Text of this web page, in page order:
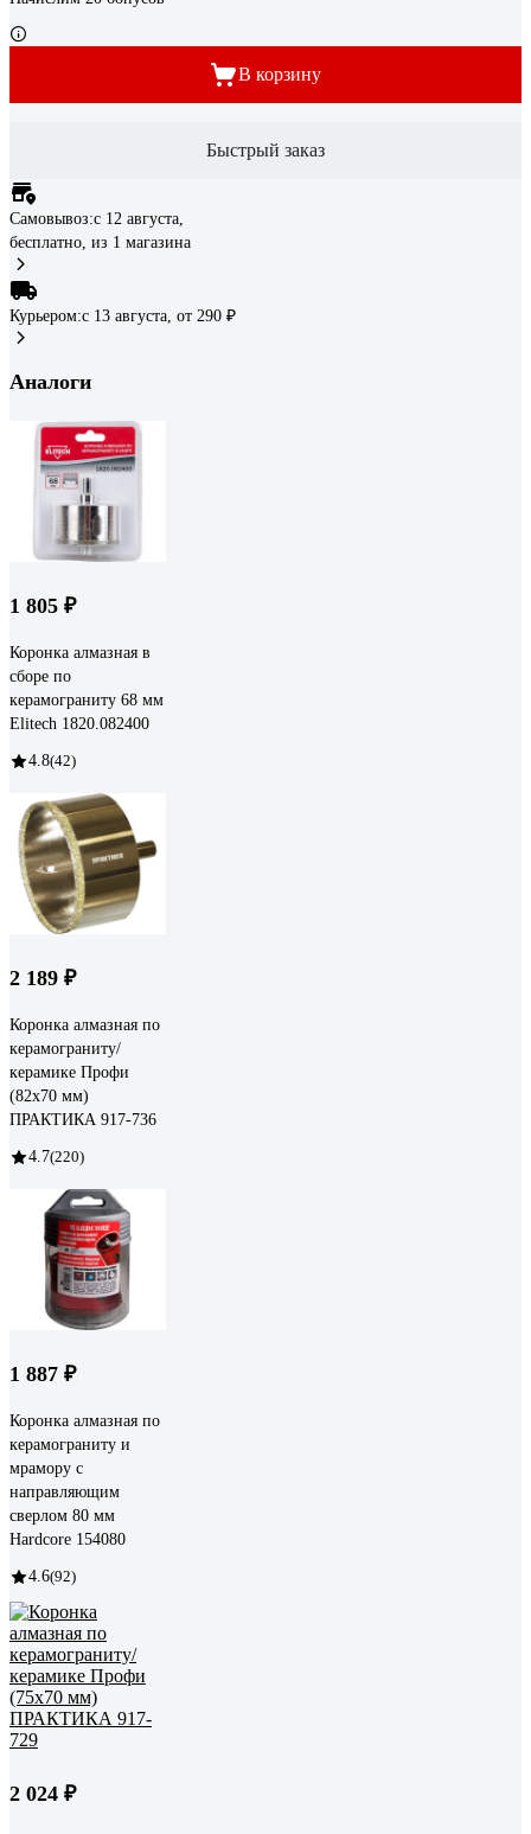
В корзину
Быстрый заказ
Самовывоз:c 12 августа,
бесплатно, из 1 магазина
Курьером:c 13 августа, от 290 ₽
Аналоги
1 805 ₽
Коронка алмазная в
сборе по
керамограниту 68 мм
Elitech 1820.082400
4.8(42)
2 189 ₽
Коронка алмазная по
керамограниту/
керамике Профи
(82х70 мм)
ПРАКТИКА 917-736
4.7(220)
1 887 ₽
Коронка алмазная по
керамограниту и
мрамору с
направляющим
сверлом 80 мм
Hardcore 154080
4.6(92)
2 024 ₽